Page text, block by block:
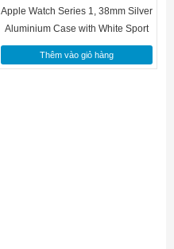
Apple Watch Series 1, 38mm Silver
Aluminium Case with White Sport
Band (MNNG2VN/A)
Thêm vào giỏ hàng